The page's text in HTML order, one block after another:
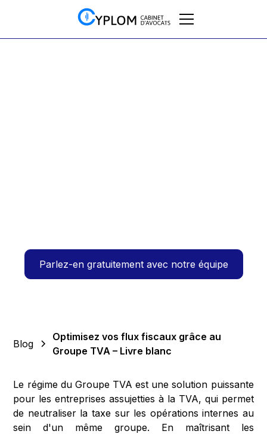
Parlez-en gratuitement avec notre équipe
Blog
Optimisez vos flux fiscaux grâce au
Groupe TVA – Livre blanc
Le régime du Groupe TVA est une solution puissante
pour les entreprises assujetties à la TVA, qui permet
de neutraliser la taxe sur les opérations internes au
sein d'un même groupe. En maîtrisant les